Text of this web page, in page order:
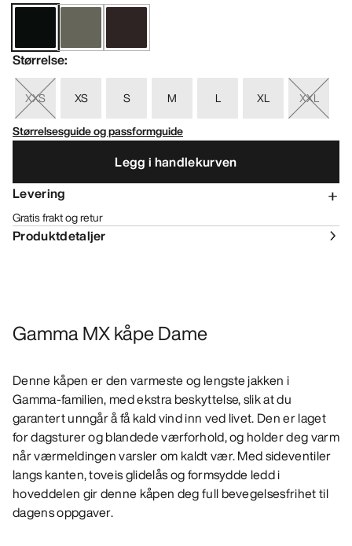
Størrelse:
XXS XS S M L XL
XXL
Størrelsesguide og passformguide
Legg i handlekurven
Levering
Gratis frakt og retur
Produktdetaljer
Gamma MX kåpe Dame
Denne kåpen er den varmeste og lengste jakken i
Gamma-familien, med ekstra beskyttelse, slik at du
garantert unngår å få kald vind inn ved livet. Den er laget
for dagsturer og blandede værforhold, og holder deg varm
når værmeldingen varsler om kaldt vær. Med sideventiler
langs kanten, toveis glidelås og formsydde ledd i
hoveddelen gir denne kåpen deg full bevegelsesfrihet til
dagens oppgaver.